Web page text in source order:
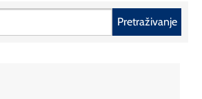
Pretraživanje